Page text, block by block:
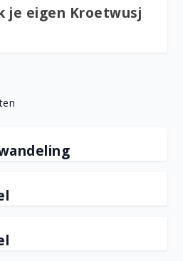
je eigen Kroetwusj